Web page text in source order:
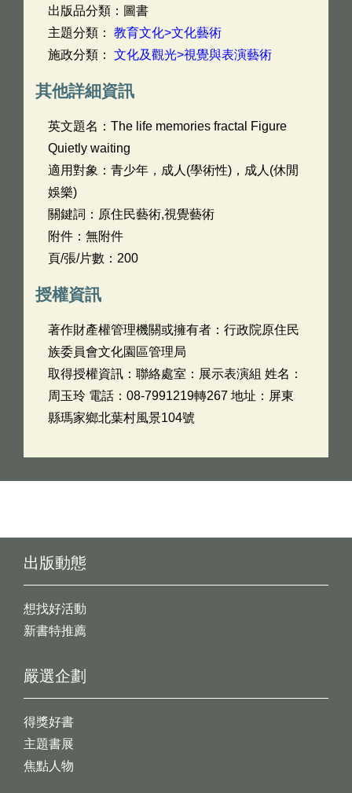
出版品分類：圖書
主題分類： 教育文化>文化藝術
施政分類： 文化及觀光>視覺與表演藝術
其他詳細資訊
英文題名： The life memories fractal Figure
Quietly waiting
適用對象：青少年，成人(學術性)，成人(休閒
娛樂)
關鍵詞：原住民藝術,視覺藝術
附件：無附件
頁/張/片數：200
授權資訊
著作財產權管理機關或擁有者：行政院原住民
族委員會文化園區管理局
取得授權資訊：聯絡處室：展示表演組 姓名：
周玉玲 電話：08-7991219轉267 地址：屏東
縣瑪家鄉北葉村風景104號
出版動態
想找好活動
新書特推薦
嚴選企劃
得獎好書
主題書展
焦點人物